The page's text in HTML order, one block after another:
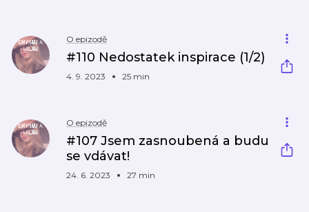
O epizodě
#110 Nedostatek inspirace (1/2)
4. 9. 2023 25 min
O epizodě
#107 Jsem zasnoubená a budu
se vdávat!
24. 6. 2023 27 min